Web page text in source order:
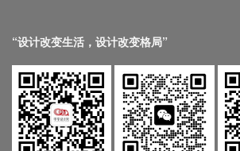
“设计改变生活，设计改变格局”